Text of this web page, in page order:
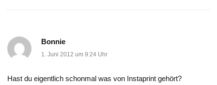
Bonnie
1. Juni 2012 um 9:24 Uhr
Hast du eigentlich schonmal was von Instaprint gehört?